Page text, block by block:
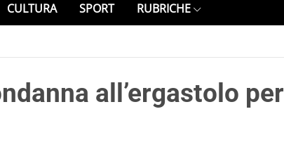
CULTURA SPORT RUBRICHE
all’ergastolo per